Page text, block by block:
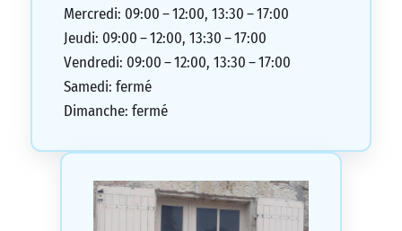
Mercredi: 09:00 – 12:00, 13:30 – 17:00
Jeudi: 09:00 – 12:00, 13:30 – 17:00
Vendredi: 09:00 – 12:00, 13:30 – 17:00
Samedi: fermé
Dimanche: fermé